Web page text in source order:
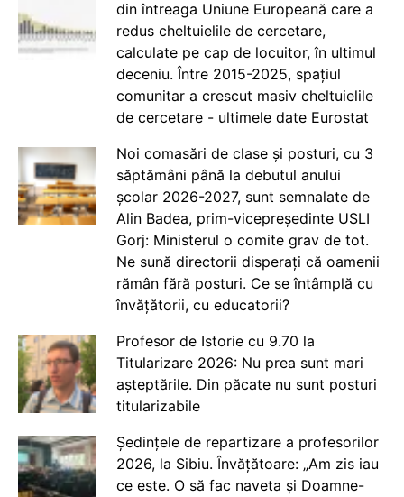
din întreaga Uniune Europeană care a
redus cheltuielile de cercetare,
calculate pe cap de locuitor, în ultimul
deceniu. Între 2015-2025, spațiul
comunitar a crescut masiv cheltuielile
de cercetare - ultimele date Eurostat
Noi comasări de clase și posturi, cu 3
săptămâni până la debutul anului
școlar 2026-2027, sunt semnalate de
Alin Badea, prim-vicepreședinte USLI
Gorj: Ministerul o comite grav de tot.
Ne sună directorii disperați că oamenii
rămân fără posturi. Ce se întâmplă cu
învățătorii, cu educatorii?
Profesor de Istorie cu 9.70 la
Titularizare 2026: Nu prea sunt mari
așteptările. Din păcate nu sunt posturi
titularizabile
Ședințele de repartizare a profesorilor
2026, la Sibiu. Învățătoare: „Am zis iau
ce este. O să fac naveta și Doamne-